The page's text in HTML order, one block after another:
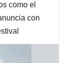
como el
con